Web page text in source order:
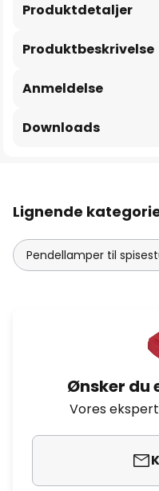
Produktbeskrivelse
Produktdetaljer
Anmeldelse
Downloads
Lignende
Pendellamper til
Ønsker du
Vores